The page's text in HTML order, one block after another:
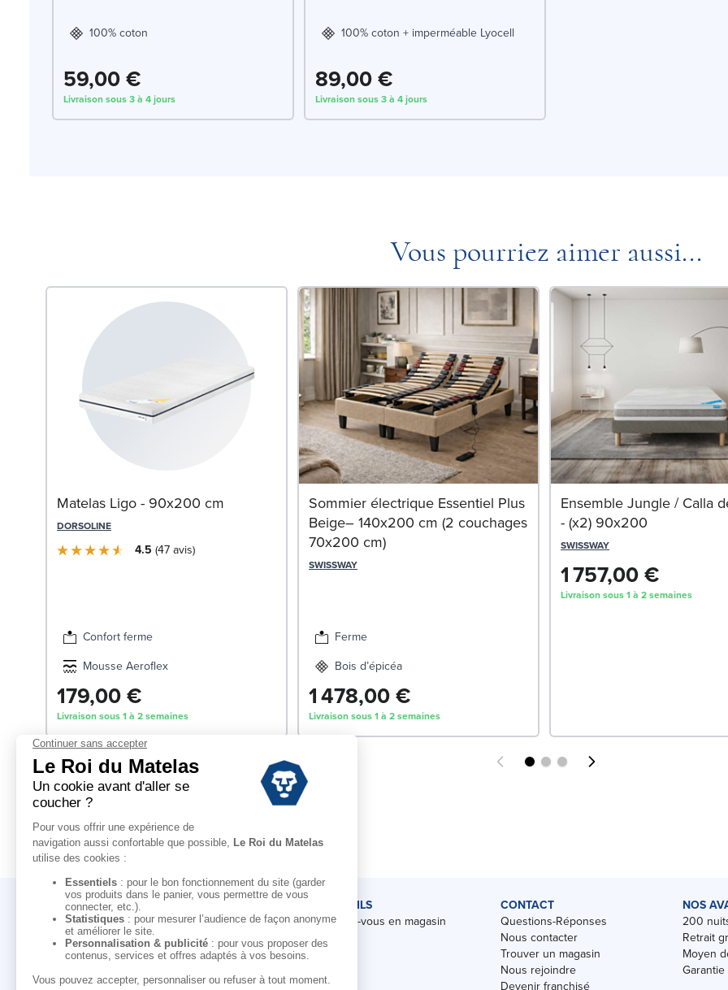
100% coton
59,00 €
Livraison sous 3 à 4 jours
100% coton + imperméable Lyocell
89,00 €
Livraison sous 3 à 4 jours
Vous pourriez aimer aussi...
Matelas Ligo - 90x200 cm
DORSOLINE
4.5 47avis
Confort ferme
Mousse Aeroflex
179,00 €
Livraison sous 1 à 2 semaines
Sommier électrique Essentiel Plus
Beige– 140x200 cm (2 couchages
70x200 cm)
SWISSWAY
Ferme
Bois d’épicéa
1 478,00 €
Livraison sous 1 à 2 semaines
Ensemble Jungle / Calla
- (x2) 90x200
SWISSWAY
1 757,00 €
Livraison sous 1 à 2 semaines
LE ROI DU MATELAS
Notre histoire
Notre savoir-faire
Nos marques
CONSEILS
Rendez-vous en magasin
CONTACT
Questions-Réponses
Nous contacter
Trouver un magasin
Nous rejoindre
Devenir franchisé
NOS
200
Retrait
Moyen
Garantie